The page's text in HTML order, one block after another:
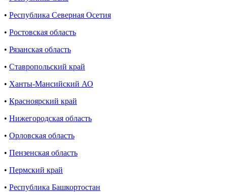
• Республика Северная Осетия
• Ростовская область
• Рязанская область
• Ставропольский край
• Ханты-Мансийский АО
• Красноярский край
• Нижегородская область
• Орловская область
• Пензенская область
• Пермский край
• Республика Башкортостан